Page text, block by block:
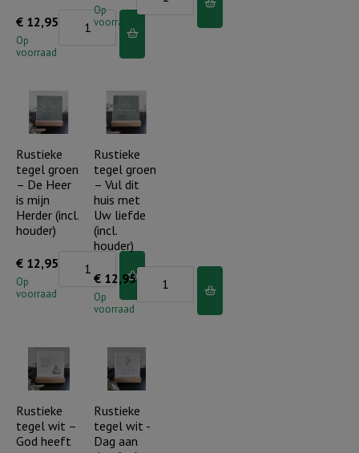
€ 12,95
Op
voorraad
Rustieke
bent
een
parel..
(incl.
houder)
Op
voorraad
tegel
roze
(incl.
houder)
Rustieke
tegel groen
– De Heer
is mijn
Herder (incl.
houder)
€ 12,95
Op
voorraad
De
Heer
is
mijn
Herder
Rustieke
tegel groen
– Vul dit
huis met
Uw liefde
(incl.
houder)
€ 12,95
Op
voorraad
Rustieke
tegel
Vul
dit
huis
met
Uw
Rustieke
tegel wit –
God heeft
Rustieke
tegel wit -
Dag aan